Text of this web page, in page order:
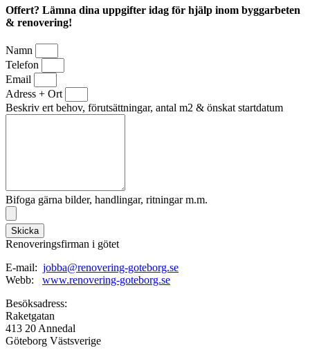
Offert? Lämna dina uppgifter idag för hjälp inom byggarbeten
& renovering!
Namn
Telefon
Email
Adress + Ort
Beskriv ert behov, förutsättningar, antal m2 & önskat startdatum
Bifoga gärna bilder, handlingar, ritningar m.m.
Skicka
Renoveringsfirman i götet
E-mail: jobba@renovering-goteborg.se
Webb: www.renovering-goteborg.se
Besöksadress:
Raketgatan
413 20 Annedal
Göteborg Västsverige